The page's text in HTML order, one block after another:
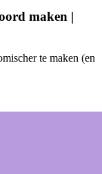
maken |
te maken (en